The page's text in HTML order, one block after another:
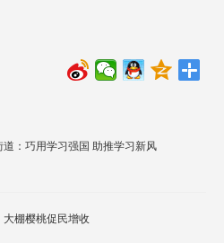
道：巧用学习强国 助推学习新风
棚樱桃促民增收